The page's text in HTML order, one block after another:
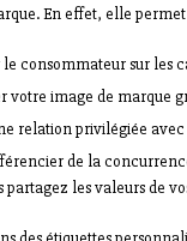
En effet, elle
consommateur sur les
votre image de marque
relation privilégiée avec
de la
partagez les valeurs de